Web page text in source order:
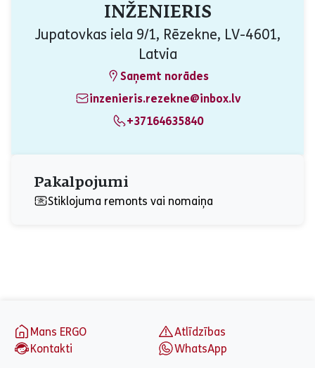
INŽENIERIS
Jupatovkas iela 9/1, Rēzekne, LV-4601,
Latvia
Saņemt norādes
inzenieris.rezekne@inbox.lv
+37164635840
Pakalpojumi
Stiklojuma remonts vai nomaiņa
Mans ERGO
Atlīdzības
Kontakti
WhatsApp